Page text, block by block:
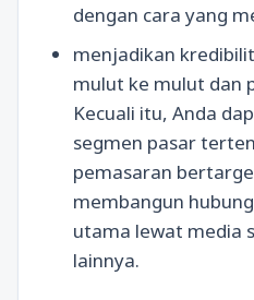
dengan cara yang
menjadikan
mulut ke mulut dan
Kecuali itu, Anda
segmen pasar
pemasaran
membangun
utama lewat media
lainnya.